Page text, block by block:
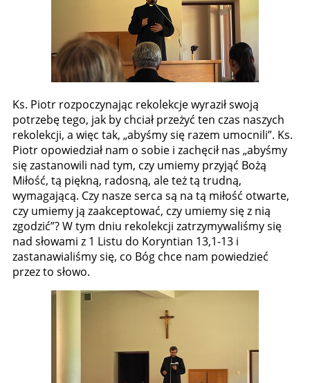
Ks. Piotr rozpoczynając rekolekcje wyraził swoją
potrzebę tego, jak by chciał przeżyć ten czas naszych
rekolekcji, a więc tak, „abyśmy się razem umocnili”. Ks.
Piotr opowiedział nam o sobie i zachęcił nas „abyśmy
się zastanowili nad tym, czy umiemy przyjąć Bożą
Miłość, tą piękną, radosną, ale też tą trudną,
wymagającą. Czy nasze serca są na tą miłość otwarte,
czy umiemy ją zaakceptować, czy umiemy się z nią
zgodzić”? W tym dniu rekolekcji zatrzymywaliśmy się
nad słowami z 1 Listu do Koryntian 13,1-13 i
zastanawialiśmy się, co Bóg chce nam powiedzieć
przez to słowo.